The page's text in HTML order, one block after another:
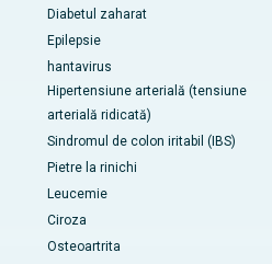
Diabetul zaharat
Epilepsie
hantavirus
Hipertensiune arterială (tensiune
arterială ridicată)
Sindromul de colon iritabil (IBS)
Pietre la rinichi
Leucemie
Ciroza
Osteoartrita